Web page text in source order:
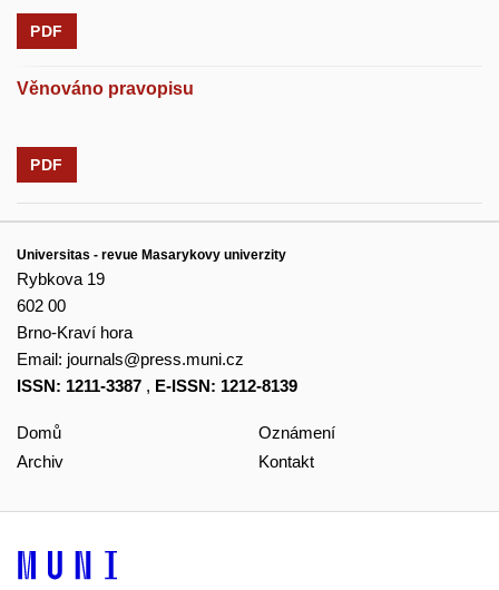
PDF
Věnováno pravopisu
PDF
Universitas - revue Masarykovy univerzity
Rybkova 19
602 00
Brno-Kraví hora
Email: journals@press.muni.cz
ISSN: 1211-3387 , E-ISSN: 1212-8139
Domů
Archiv
Oznámení
Kontakt